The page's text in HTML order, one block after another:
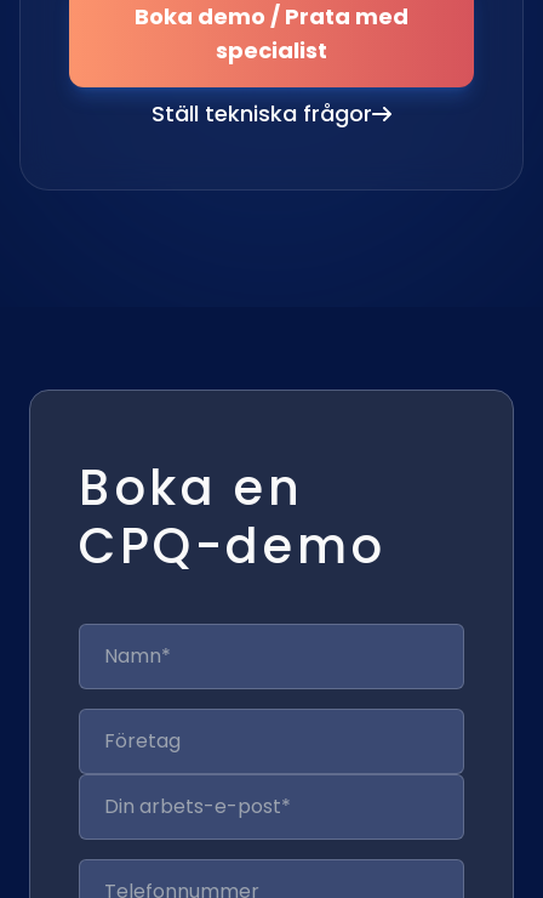
Boka demo / Prata med
specialist
Ställ tekniska frågor
Boka en
CPQ-demo